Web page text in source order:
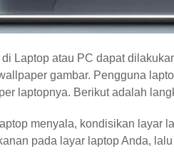
Laptop atau PC dapat
gambar. Pengguna
laptopnya. Berikut adalah
menyala, kondisikan layar
pada layar laptop Anda,